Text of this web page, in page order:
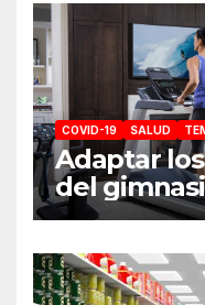
COVID-19 SALUD
Adaptar
del